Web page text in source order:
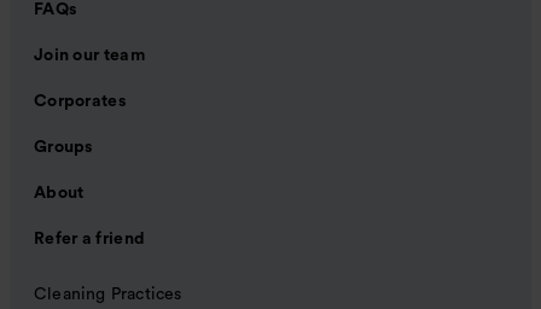
FAQs
Join our team
Corporates
Groups
About
Refer a friend
Cleaning Practices